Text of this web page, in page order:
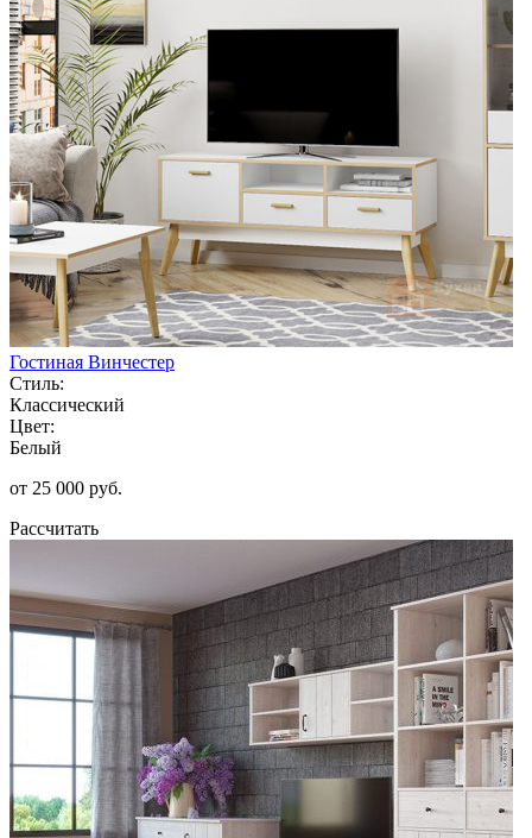
Гостиная Винчестер
Стиль:
Классический
Цвет:
Белый
от 25 000 руб.
Рассчитать